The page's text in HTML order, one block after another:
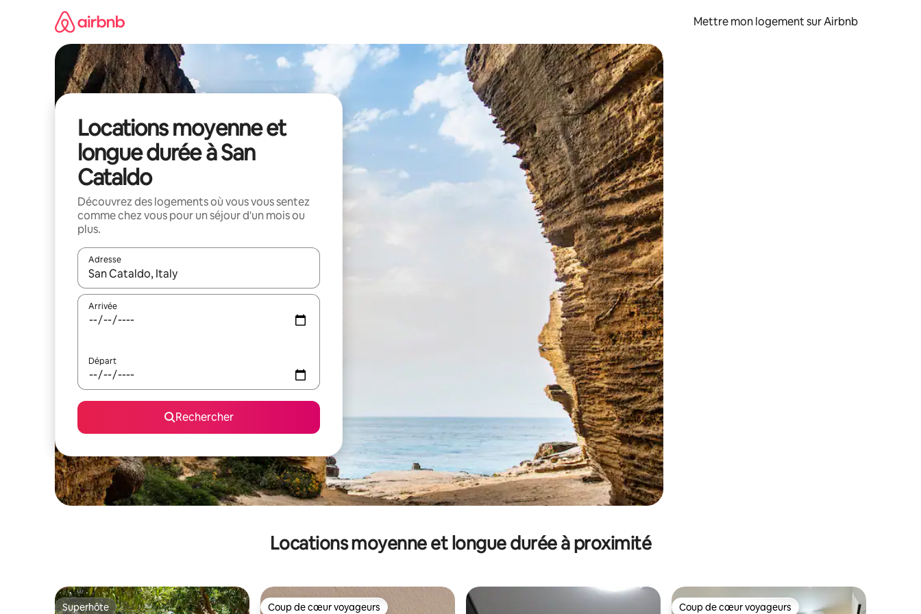
Mettre mon logement sur Airbnb
Locations moyenne et
longue durée à San
Cataldo
Découvrez des logements où vous vous sentez
comme chez vous pour un séjour d'un mois ou
plus.
Adresse
Lorsque les résultats s'affichent, utilisez les flèches vers le haut et vers le bas pour les parcourir ou en appuyant et en faisant glisser.
Arrivée
Départ
Rechercher
Locations moyenne et longue durée à proximité
Superhôte Coup de cœur voyageurs Coup de cœur voyageurs